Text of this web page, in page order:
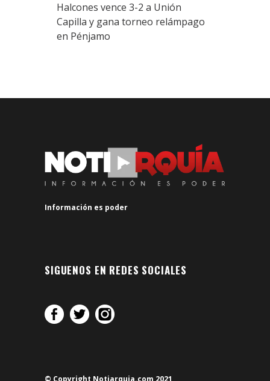
Halcones vence 3-2 a Unión
Capilla y gana torneo relámpago
en Pénjamo
Información es poder
SIGUENOS EN REDES SOCIALES
© Copyright Notiarquia.com 2021